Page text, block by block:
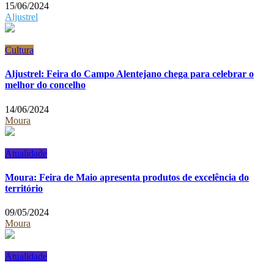
15/06/2024
Aljustrel
Cultura
Aljustrel: Feira do Campo Alentejano chega para celebrar o
melhor do concelho
14/06/2024
Moura
Atualidade
Moura: Feira de Maio apresenta produtos de excelência do
território
09/05/2024
Moura
Atualidade